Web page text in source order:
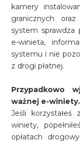
kamery
granicznych
system sprawdza
e-winieta,
systemu i nie
z drogi płatnej.
Przypadkowo
ważnej e-
Jeśli
winiety,
opłatach